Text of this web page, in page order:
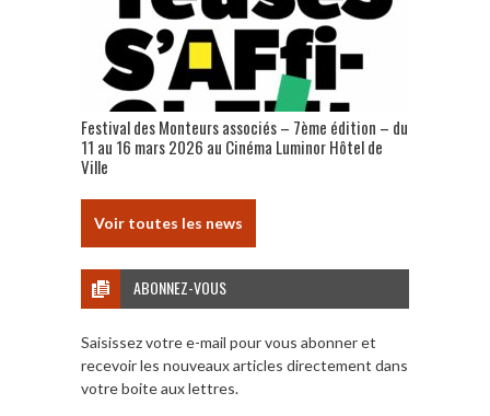
Festival des Monteurs associés – 7ème édition – du
11 au 16 mars 2026 au Cinéma Luminor Hôtel de
Ville
Voir toutes les news
ABONNEZ-VOUS
Saisissez votre e-mail pour vous abonner et
recevoir les nouveaux articles directement dans
votre boite aux lettres.